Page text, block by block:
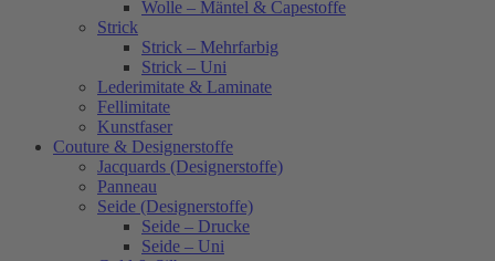
Wolle – Mäntel & Capestoffe
Strick
Strick – Mehrfarbig
Strick – Uni
Lederimitate & Laminate
Fellimitate
Kunstfaser
Couture & Designerstoffe
Jacquards (Designerstoffe)
Panneau
Seide (Designerstoffe)
Seide – Drucke
Seide – Uni